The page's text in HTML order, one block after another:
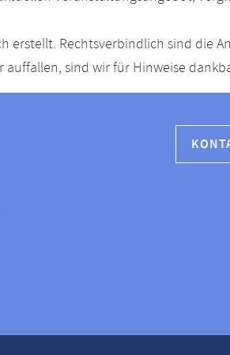
erstellt. Rechtsverbindlich sind die
sind wir für Hinweise